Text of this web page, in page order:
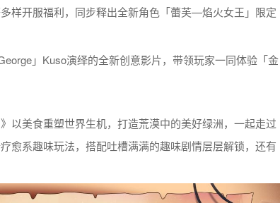
样开服福利，同步释出全新角色「蕾芙—焰火女王」限定
」Kuso演绎的全新创意影片， 带领玩家一同体验「金
美食重塑世界生机，打造荒漠中的美好绿洲，一起走过
愈系趣味玩法，搭配吐槽满满的趣味剧情层层解锁，还有